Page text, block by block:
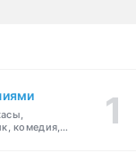
комедия,